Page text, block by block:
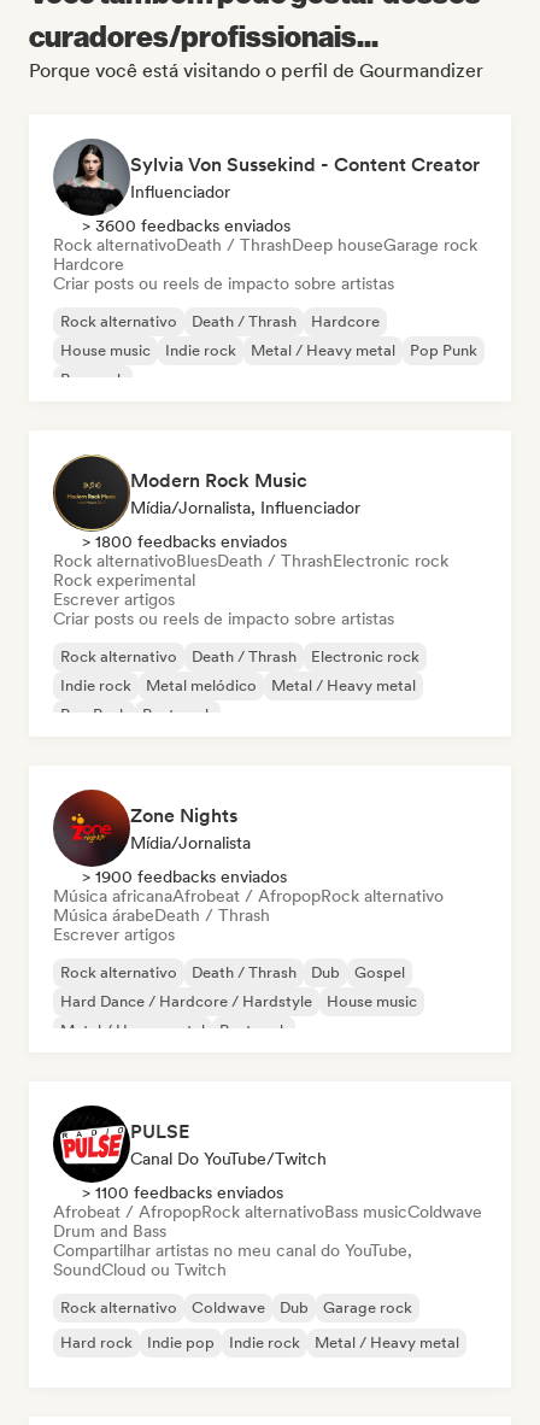
curadores/profissionais...
Porque você está visitando o perfil de Gourmandizer
Sylvia Von Sussekind - Content Creator
Influenciador
> 3600 feedbacks enviados
Rock alternativoDeath / ThrashDeep houseGarage rock
Hardcore
Criar posts ou reels de impacto sobre artistas
Rock alternativo Death / Thrash
Hardcore
House music
Indie rock Metal / Heavy metal
Pop Punk
Pop rock
Modern Rock Music
Mídia/Jornalista, Influenciador
> 1800 feedbacks enviados
Rock alternativoBluesDeath / ThrashElectronic rock
Rock experimental
Escrever artigos
Criar posts ou reels de impacto sobre artistas
Rock alternativo Death / Thrash
Electronic rock
Indie rock
Metal melódico
Metal / Heavy metal
Pop Punk
Post punk
Zone Nights
Mídia/Jornalista
> 1900 feedbacks enviados
Música africanaAfrobeat / AfropopRock alternativo
Música árabeDeath / Thrash
Escrever artigos
Rock alternativo Death / Thrash Dub
Gospel
Hard Dance / Hardcore / Hardstyle
House music
Metal / Heavy metal
Post rock
PULSE
Canal Do YouTube/Twitch
> 1100 feedbacks enviados
Afrobeat / AfropopRock alternativoBass musicColdwave
Drum and Bass
Compartilhar artistas no meu canal do YouTube,
SoundCloud ou Twitch
Rock alternativo Coldwave Dub
Garage rock
Hard rock
Indie pop Indie rock Metal / Heavy metal